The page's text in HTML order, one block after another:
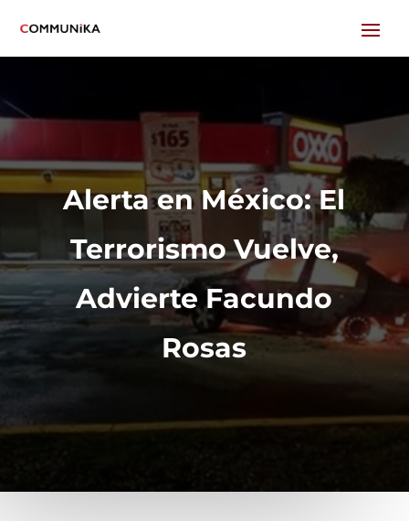
Alerta en México: El
Terrorismo Vuelve,
Advierte Facundo
Rosas